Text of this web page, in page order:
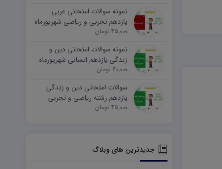
نمونه سوالات امتحانی عربی
یازدهم تجربی و ریاضی شهریورماه
۱۴۰۵ word
45,000 تومان
نمونه سوالات امتحانی دین و
زندگی یازدهم انسانی شهریورماه
۱۴۰۵ word
40,000 تومان
سوالات امتحانی دین و زندگی
یازدهم رشته ریاضی و تجربی
شهریورماه ۱۴۰۵ word
45,000 تومان
جدیدترین های وبلاگ